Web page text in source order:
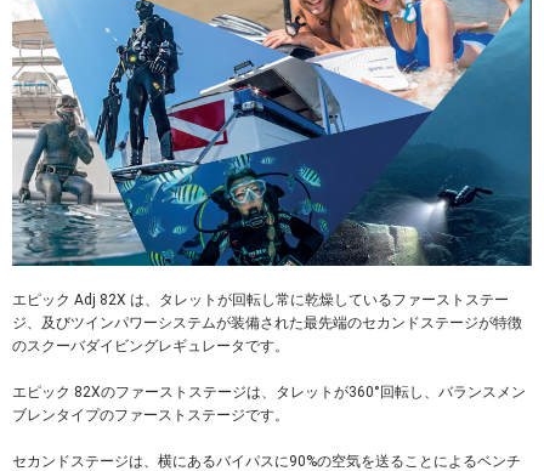
エピック Adj 82X は、タレットが回転し常に乾燥しているファーストステー
ジ、及びツインパワーシステムが装備された最先端のセカンドステージが特徴
のスクーバダイビングレギュレータです。
エピック 82Xのファーストステージは、タレットが360°回転し、バランスメン
ブレンタイプのファーストステージです。
セカンドステージは、横にあるバイパスに90%の空気を送ることによるベンチ